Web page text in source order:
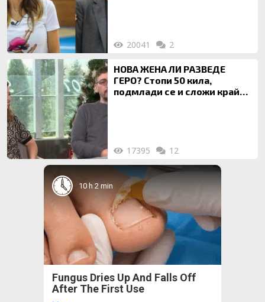
20041 2
НОВА ЖЕНА ЛИ РАЗВЕДЕ
ГЕРО? Стопи 50 кила,
подмлади се и сложи край
17395 12
10 h 2 min
Fungus Dries Up And Falls Off
After The First Use